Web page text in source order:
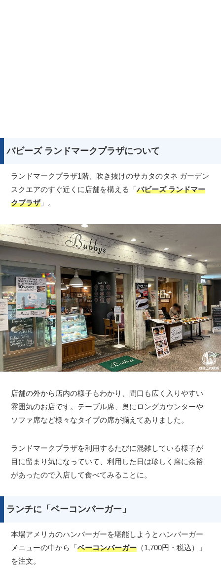
バビーズ ランドマークプラザについて
ランドマークプラザ1階、吹き抜けのサカタのタネ ガーデン
スクエアのすぐ近くに店舗を構える「バビーズ ランドマー
クプラザ」。
店舗の外から店内の様子もわかり、間口も広く入りやすい
雰囲気のお店です。テーブル席、奥にロングカウンターや
ソファ席など様々なタイプの席が揃えてありました。
ランドマークプラザを利用するたびに混雑している様子が
目に留まり気になっていて、利用した日は珍しく席に余裕
があったので入店して食べてみることに。
ランチに「ベーコンバーガー」
本場アメリカのハンバーガーを堪能しようとハンバーガー
メニューの中から「ベーコンバーガー （1,700円・税込）」
を注文。